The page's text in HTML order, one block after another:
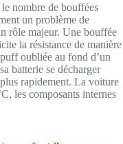
nombre de bouffées
un problème de
rôle majeur. Une bouffée
la résistance de manière
oubliée au fond d’un
batterie se décharger
rapidement. La voiture
les composants internes